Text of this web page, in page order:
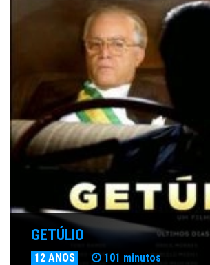
GETÚLIO
12 ANOS 101 minutos